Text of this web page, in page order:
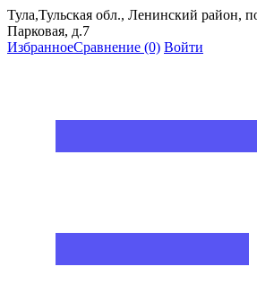
Тула,Тульская обл., Ленинский район,
Парковая, д.7
ИзбранноеСравнение (0) Войти